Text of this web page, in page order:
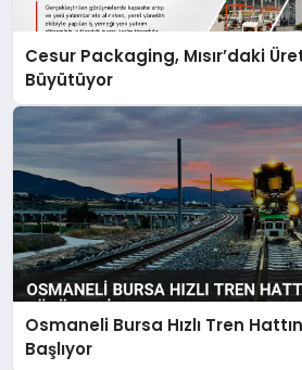
Cesur Packaging, Mısır’daki
Büyütüyor
Osmaneli Bursa Hızlı Tren
Başlıyor